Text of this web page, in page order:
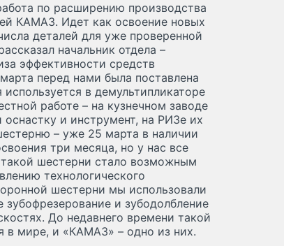
по расширению производства
КАМАЗ. Идет как освоение новых
деталей для уже проверенной
начальник отдела –
эффективности средств
перед нами была поставлена
в демультипликаторе
работе – на кузнечном заводе
и инструмент, на РИЗе их
– уже 25 марта в наличии
три месяца, но у нас все
шестерни стало возможным
технологического
шестерни мы использовали
и зубодолбление
До недавнего времени такой
в мире, и «КАМАЗ» – одно из них.